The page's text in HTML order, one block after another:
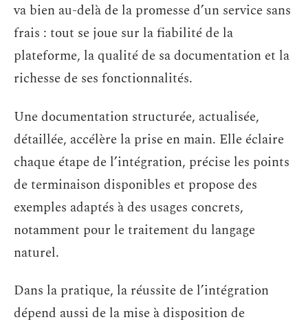
va bien au-delà de la promesse d’un service sans
frais : tout se joue sur la fiabilité de la
plateforme, la qualité de sa documentation et la
richesse de ses fonctionnalités.
Une documentation structurée, actualisée,
détaillée, accélère la prise en main. Elle éclaire
chaque étape de l’intégration, précise les points
de terminaison disponibles et propose des
exemples adaptés à des usages concrets,
notamment pour le traitement du langage
naturel.
Dans la pratique, la réussite de l’intégration
dépend aussi de la mise à disposition de